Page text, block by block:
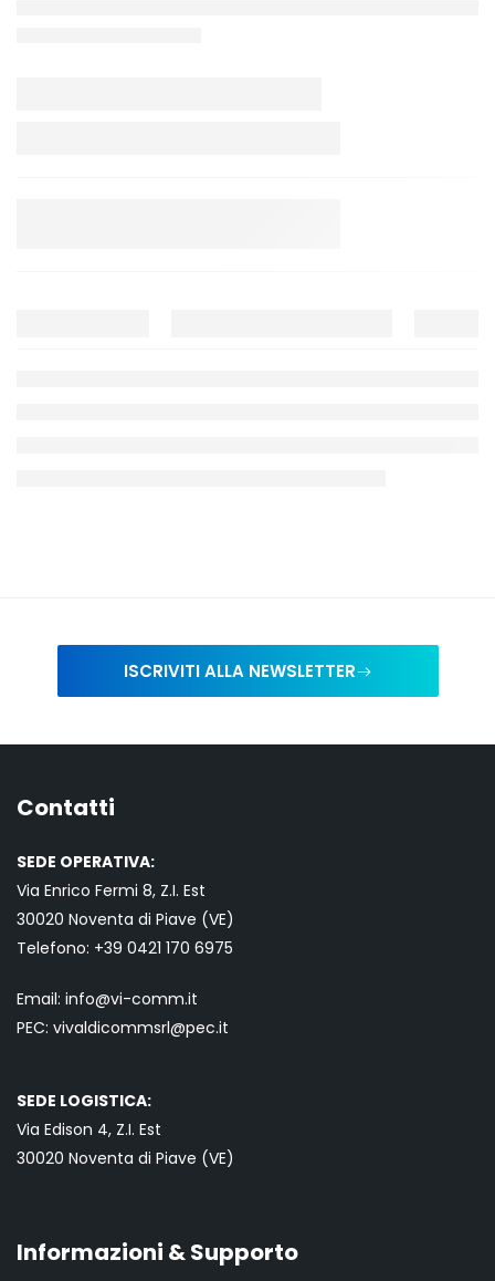
ISCRIVITI ALLA NEWSLETTER
Contatti
SEDE OPERATIVA:
Via Enrico Fermi 8, Z.I. Est
30020 Noventa di Piave (VE)
Telefono: +39 0421 170 6975
Email: info@vi-comm.it
PEC: vivaldicommsrl@pec.it
SEDE LOGISTICA:
Via Edison 4, Z.I. Est
30020 Noventa di Piave (VE)
Informazioni & Supporto